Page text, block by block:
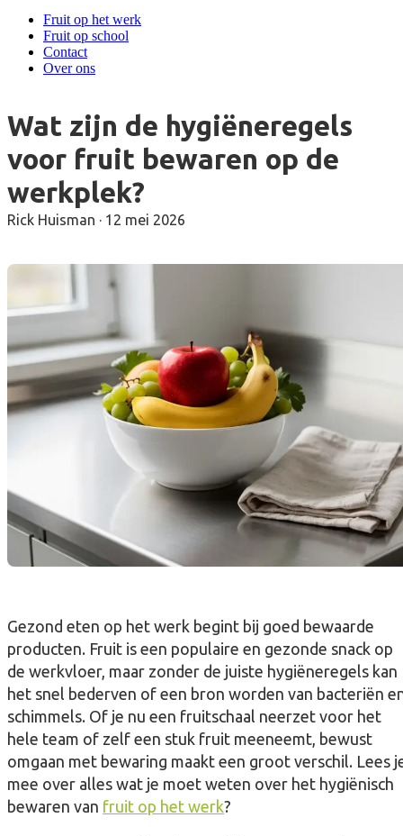
Fruit op het werk
Fruit op school
Contact
Over ons
Wat zijn de hygiëneregels
voor fruit bewaren op de
werkplek?
Rick Huisman · 12 mei 2026
Gezond eten op het werk begint bij goed bewaarde
producten. Fruit is een populaire en gezonde snack op
de werkvloer, maar zonder de juiste hygiëneregels kan
het snel bederven of een bron worden van bacteriën
schimmels. Of je nu een fruitschaal neerzet voor het
hele team of zelf een stuk fruit meeneemt, bewust
omgaan met bewaring maakt een groot verschil. Lees
mee over alles wat je moet weten over het hygiënisch
bewaren van fruit op het werk?